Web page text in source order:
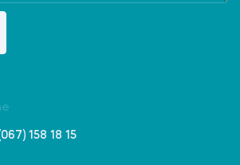
158 18 15